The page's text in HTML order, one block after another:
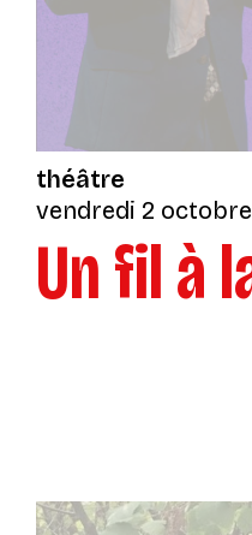
théâtre
vendredi 2
Un fil à